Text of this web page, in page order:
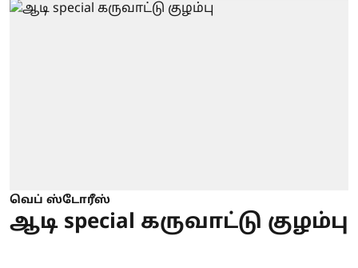
வெப் ஸ்டோரீஸ்
ஆடி special கருவாட்டு குழம்பு